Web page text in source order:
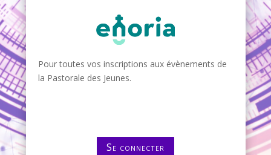
Pour toutes vos inscriptions aux évènements de
la Pastorale des Jeunes.
Se connecter